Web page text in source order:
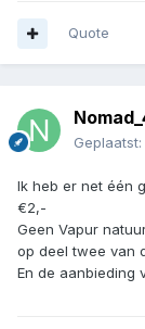
Quote
Geplaatst:
Ik heb er net één
€2,-
Geen Vapur
op deel twee van
En de aanbieding